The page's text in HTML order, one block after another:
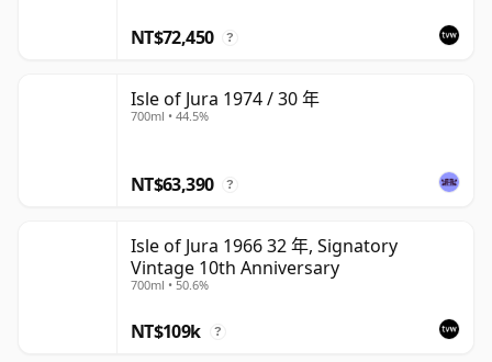
NT$72,450 ?
Isle of Jura 1974 / 30 年
700ml • 44.5%
NT$63,390 ?
Isle of Jura 1966 32 年, Signatory
Vintage 10th Anniversary
700ml • 50.6%
NT$109k ?